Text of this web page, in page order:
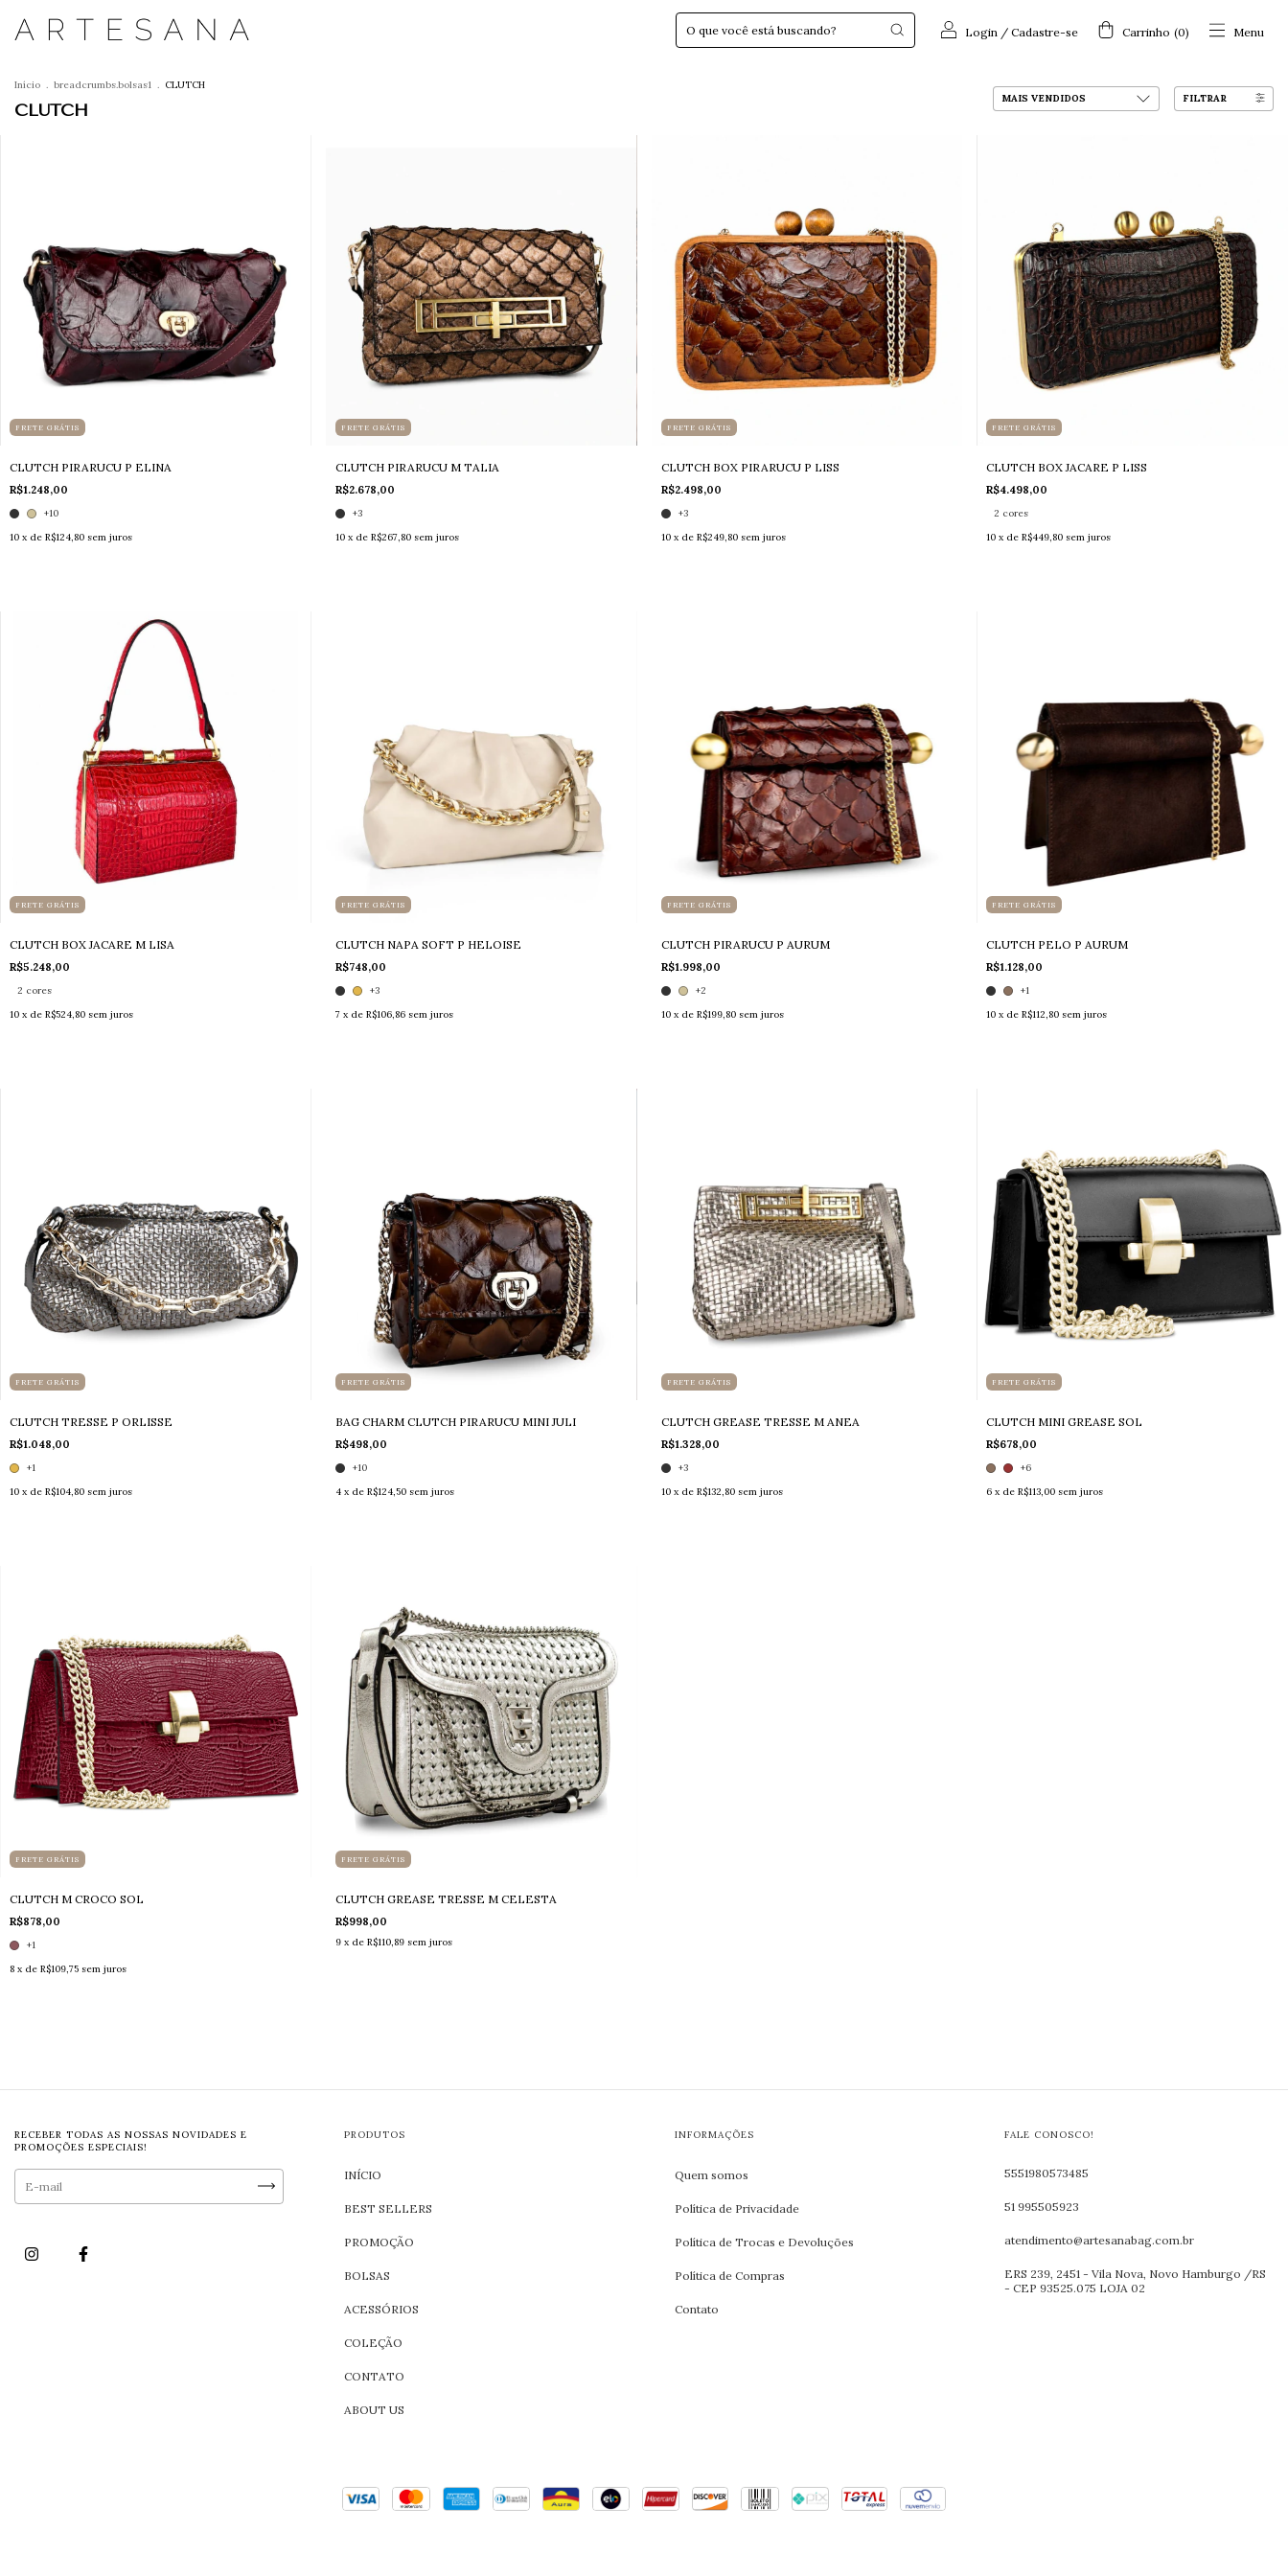
Menu
Login / Cadastre-se Carrinho (0)
Início breadcrumbs.bolsas1 CLUTCH
CLUTCH
FILTRAR
FRETE GRÁTIS
CLUTCH PIRARUCU P ELINA
R$1.248,00
+10
10 x de R$124,80 sem juros
FRETE GRÁTIS
CLUTCH PIRARUCU M TALIA
R$2.678,00
+3
10 x de R$267,80 sem juros
FRETE GRÁTIS
CLUTCH BOX PIRARUCU P LISS
R$2.498,00
+3
10 x de R$249,80 sem juros
FRETE GRÁTIS
CLUTCH BOX JACARE P LISS
R$4.498,00
2 cores
10 x deR$449,80 sem juros
FRETE GRÁTIS
CLUTCH BOX JACARE M LISA
R$5.248,00
2 cores
10 x de R$524,80 sem juros
FRETE GRÁTIS
CLUTCH NAPA SOFT P HELOISE
R$748,00
+3
7 x de R$106,86 sem juros
FRETE GRÁTIS
CLUTCH PIRARUCU P AURUM
R$1.998,00
+2
10 x de R$199,80 sem juros
FRETE GRÁTIS
CLUTCH PELO P AURUM
R$1.128,00
+1
10 x deR$112,80 sem juros
FRETE GRÁTIS
CLUTCH TRESSE P ORLISSE
R$1.048,00
+1
10 x de R$104,80 sem juros
FRETE GRÁTIS
BAG CHARM CLUTCH PIRARUCU MINI JULI
R$498,00
+10
4 x de R$124,50 sem juros
FRETE GRÁTIS
CLUTCH GREASE TRESSE M ANEA
R$1.328,00
+3
10 x de R$132,80 sem juros
FRETE GRÁTIS
CLUTCH MINI GREASE SOL
R$678,00
+6
6 x deR$113,00 sem juros
FRETE GRÁTIS
CLUTCH M CROCO SOL
R$878,00
+1
8 x de R$109,75 sem juros
FRETE GRÁTIS
CLUTCH GREASE TRESSE M CELESTA
R$998,00
9 x de R$110,89 sem juros
RECEBER TODAS AS NOSSAS NOVIDADES E
PROMOÇÕES ESPECIAIS!
PRODUTOS
INÍCIO
BEST SELLERS
PROMOÇÃO
BOLSAS
ACESSÓRIOS
COLEÇÃO
CONTATO
ABOUT US
INFORMAÇÕES
Quem somos
Política de Privacidade
Política de Trocas e Devoluções
Política de Compras
Contato
FALE CONOSCO!
5551980573485
51 995505923
atendimento@artesanabag.com.br
ERS 239, 2451 - Vila Nova, Novo Hamburgo /RS
- CEP 93525.075 LOJA 02